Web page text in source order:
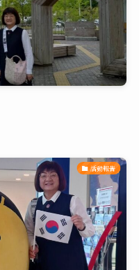
活動報告